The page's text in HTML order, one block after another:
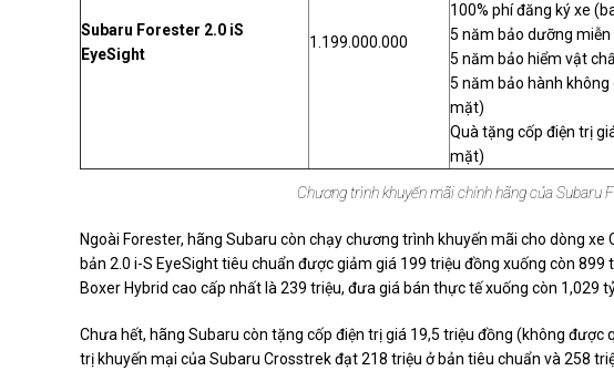
Subaru Forester 2.0 iS
EyeSight
1.199.000.000
100% phí đăng ký xe
5 năm bảo dưỡng
5 năm bảo hiểm vật
5 năm bảo hành
mặt)
Quà tặng cốp điện trị
mặt)
Chương trình khuyến mãi chính hãng của Subaru
Ngoài Forester, hãng Subaru còn chạy chương trình khuyến mãi cho dòng
bản 2.0 i-S EyeSight tiêu chuẩn được giảm giá 199 triệu đồng xuống còn
Boxer Hybrid cao cấp nhất là 239 triệu, đưa giá bán thực tế xuống còn 1,029
Chưa hết, hãng Subaru còn tặng cốp điện trị giá 19,5 triệu đồng (không
trị khuyến mại của Subaru Crosstrek đạt 218 triệu ở bản tiêu chuẩn và 258